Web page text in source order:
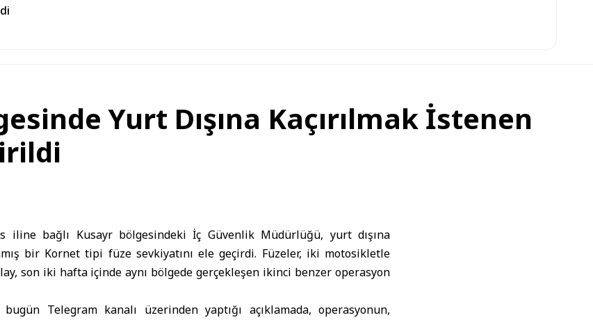
Yurt Dışına Kaçırılmak İstenen
iline bağlı Kusayr bölgesindeki İç Güvenlik Müdürlüğü, yurt dışına
bir Kornet tipi füze sevkiyatını ele geçirdi. Füzeler, iki motosikletle
son iki hafta içinde aynı bölgede gerçekleşen ikinci benzer operasyon
bugün Telegram kanalı üzerinden yaptığı açıklamada, operasyonun,